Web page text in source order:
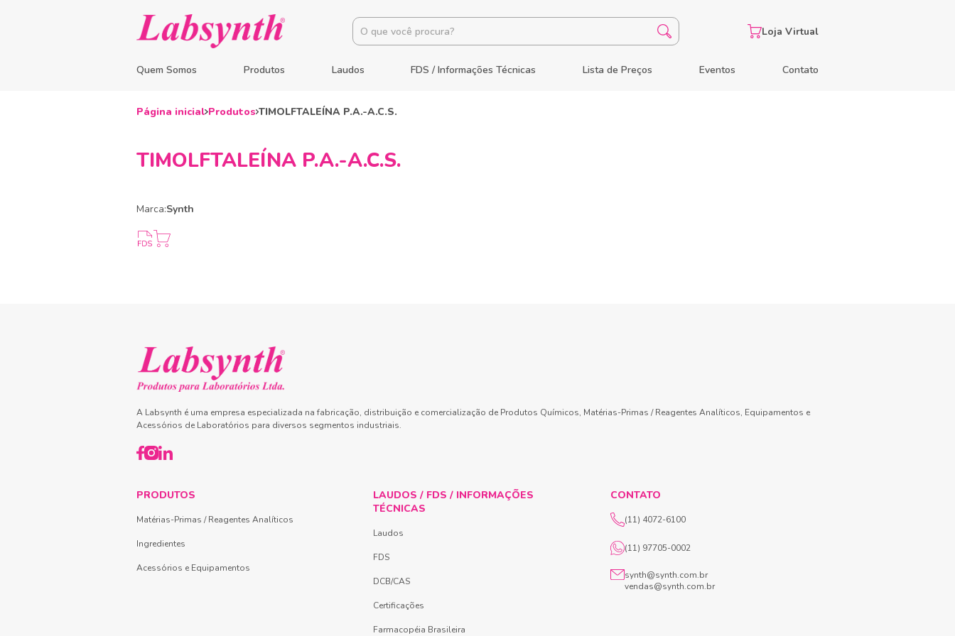
Quem Somos Produtos Laudos FDS / Informações Técnicas Lista de Preços Eventos Contato
Loja Virtual
Página inicial Produtos TIMOLFTALEÍNA P.A.-A.C.S.
TIMOLFTALEÍNA P.A.-A.C.S.
Marca:Synth
A Labsynth é uma empresa especializada na fabricação, distribuição e comercialização de Produtos Químicos, Matérias-Primas / Reagentes Analíticos, Equipamentos e
Acessórios de Laboratórios para diversos segmentos industriais.
PRODUTOS
Matérias-Primas / Reagentes Analíticos
Ingredientes
Acessórios e Equipamentos
LAUDOS / FDS / INFORMAÇÕES
TÉCNICAS
Laudos
FDS
DCB/CAS
Certificações
Farmacopéia Brasileira
CONTATO
(11) 4072-6100
(11) 97705-0002
synth@synth.com.br
vendas@synth.com.br